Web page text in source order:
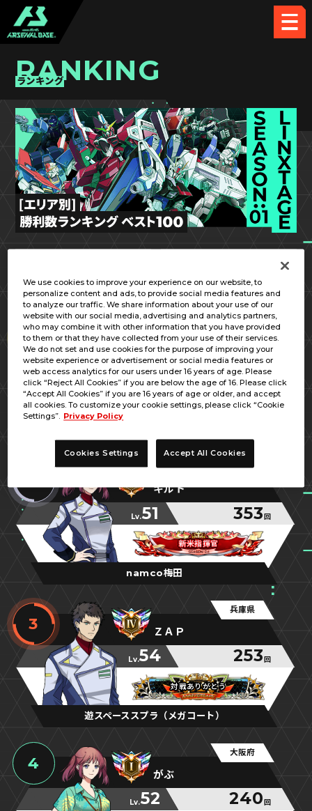
RANKING
ランキング
1
大阪府
れすか
Lv.54 362回
よろしく！1周年
よろしく！1周年
よろしく！1周年
大阪府
キルト
Lv.51 353 回
新米指揮官
新米指揮官
新米指揮官
namco梅田
3
兵庫県
ＺＡＰ
Lv.54 253 回
対戦ありがとう
対戦ありがとう
対戦ありがとう
遊スペーススプラ（メガコート）
4
大阪府
がぶ
Lv.52 240 回
We use cookies to improve your experience on our website, to
personalize content and ads, to provide social media features and
to analyze our traffic. We share information about your use of our
website with our social media, advertising and analytics partners,
who may combine it with other information that you have provided
to them or that they have collected from your use of their services.
We do not set and use cookies for the purpose of improving your
website experience or advertisement or social media features or
web access analytics for our users under 16 years of age. Please
click “Reject All Cookies” if you are below the age of 16. Please click
“Accept All Cookies” if you are 16 years of age or older, and accept
all cookies. To customize your cookie settings, please click “Cookie
Settings”. Privacy Policy
Cookies Settings Accept All Cookies